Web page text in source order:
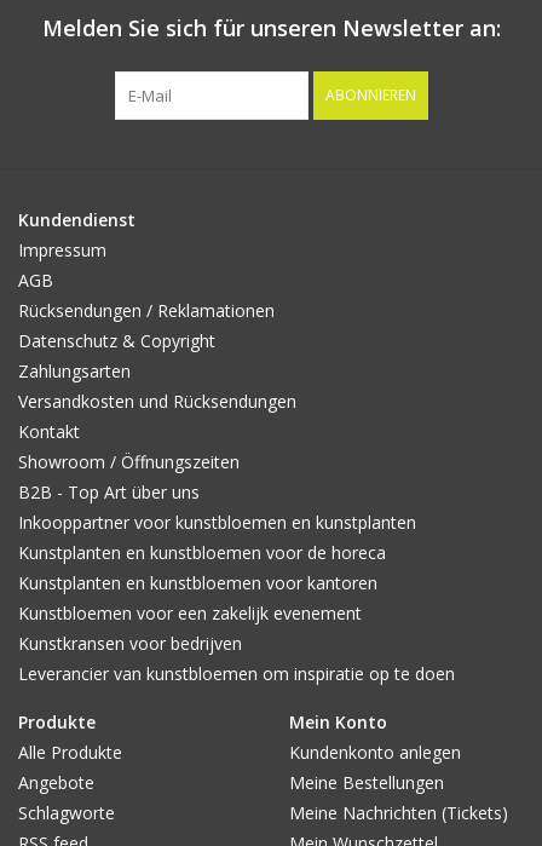
Melden Sie sich für unseren Newsletter an:
ABONNIEREN
Kundendienst
Impressum
AGB
Rücksendungen / Reklamationen
Datenschutz & Copyright
Zahlungsarten
Versandkosten und Rücksendungen
Kontakt
Showroom / Öffnungszeiten
B2B - Top Art über uns
Inkooppartner voor kunstbloemen en kunstplanten
Kunstplanten en kunstbloemen voor de horeca
Kunstplanten en kunstbloemen voor kantoren
Kunstbloemen voor een zakelijk evenement
Kunstkransen voor bedrijven
Leverancier van kunstbloemen om inspiratie op te doen
Produkte
Alle Produkte
Angebote
Schlagworte
Mein Konto
Kundenkonto anlegen
Meine Bestellungen
Meine Nachrichten (Tickets)